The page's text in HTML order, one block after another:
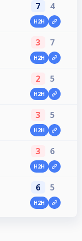
7 4
H2H
3 7
H2H
2 5
H2H
3 5
H2H
3 6
H2H
6 5
H2H